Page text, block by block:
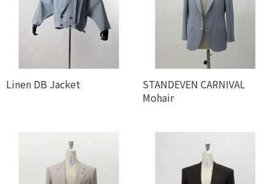
Linen DB Jacket
STANDEVEN CARNIVAL
Mohair